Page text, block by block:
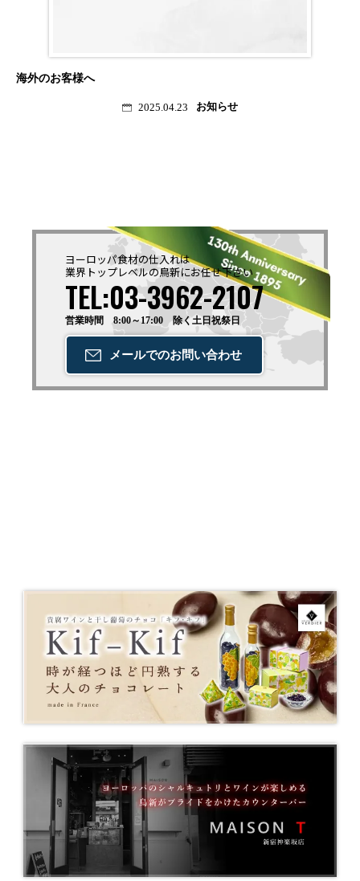
海外のお客様へ
2025.04.23 お知らせ
ヨーロッパ食材の仕入れは
業界トップレベルの鳥新にお任せ下さい
TEL:03-3962-2107
営業時間 8:00～17:00 除く土日祝祭日
メールでのお問い合わせ